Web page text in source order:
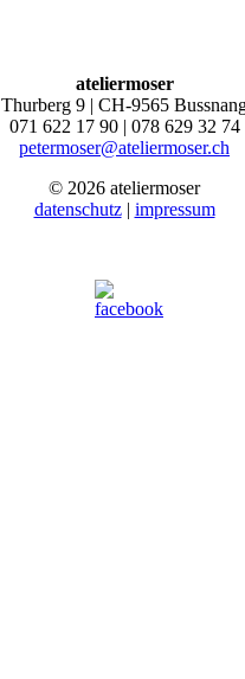
ateliermoser
Thurberg 9 | CH-9565
071 622 17 90 | 078 629 32 74
petermoser@ateliermoser.ch
© 2026 ateliermoser
datenschutz| impressum